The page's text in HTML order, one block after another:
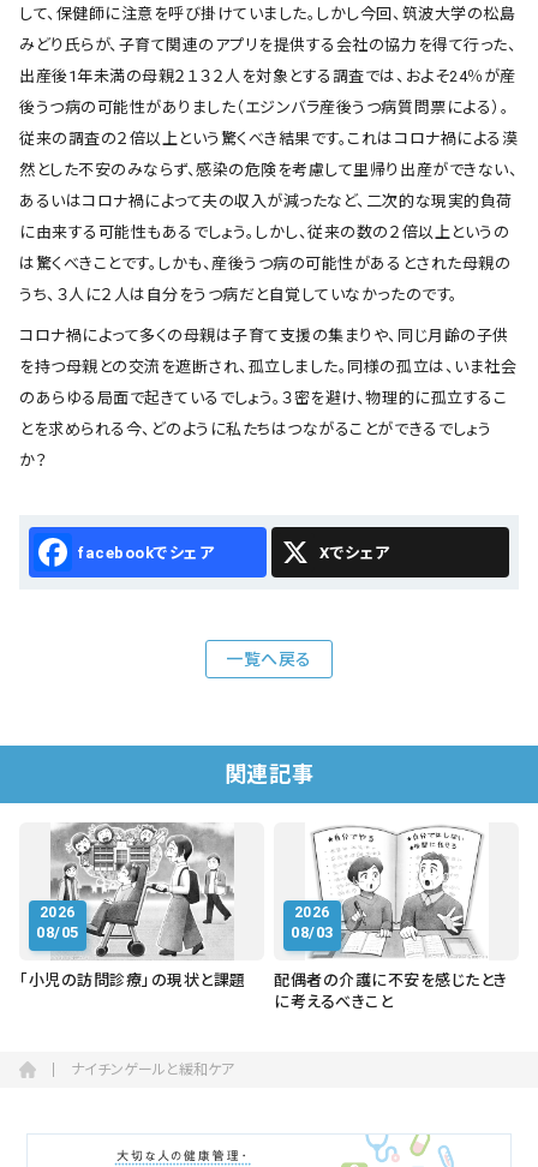
して、保健師に注意を呼び掛けていました。しかし今回、筑波大学の松島
みどり氏らが、子育て関連のアプリを提供する会社の協力を得て行った、
出産後1年未満の母親２１３２人を対象とする調査では、およそ24％が産
後うつ病の可能性がありました（エジンバラ産後うつ病質問票による）。
従来の調査の２倍以上という驚くべき結果です。これはコロナ禍による漠
然とした不安のみならず、感染の危険を考慮して里帰り出産ができない、
あるいはコロナ禍によって夫の収入が減ったなど、二次的な現実的負荷
に由来する可能性もあるでしょう。しかし、従来の数の２倍以上というの
は驚くべきことです。しかも、産後うつ病の可能性があるとされた母親の
うち、３人に２人は自分をうつ病だと自覚していなかったのです。
コロナ禍によって多くの母親は子育て支援の集まりや、同じ月齢の子供
を持つ母親との交流を遮断され、孤立しました。同様の孤立は、いま社会
のあらゆる局面で起きているでしょう。３密を避け、物理的に孤立するこ
とを求められる今、どのように私たちはつながることができるでしょう
か？
Facebook X
一覧へ戻る
関連記事
2026
08/05
「小児の訪問診療」の現状と課題
2026
08/03
配偶者の介護に不安を感じたとき
に考えるべきこと
ナイチンゲールと緩和ケア